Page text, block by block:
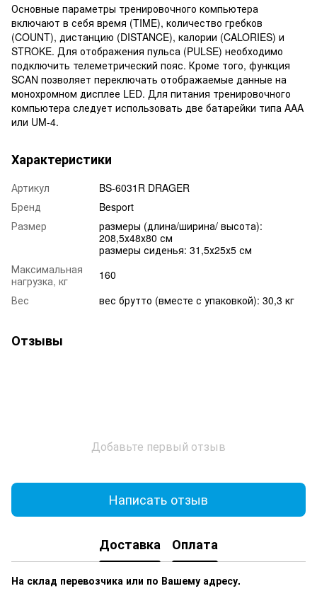
Основные параметры тренировочного компьютера
включают в себя время (TIME), количество гребков
(COUNT), дистанцию (DISTANCE), калории (CALORIES) и
STROKE. Для отображения пульса (PULSE) необходимо
подключить телеметрический пояс. Кроме того, функция
SCAN позволяет переключать отображаемые данные на
монохромном дисплее LED. Для питания тренировочного
компьютера следует использовать две батарейки типа AAA
или UM-4.
Характеристики
Артикул
BS-6031R DRAGER
Бренд
Besport
Размер
размеры (длина/ширина/ высота):
208,5х48х80 см
размеры сиденья: 31,5х25х5 см
Максимальная
нагрузка, кг
160
Вес
вес брутто (вместе с упаковкой): 30,3 кг
Отзывы
Добавьте первый отзыв
Написать отзыв
Доставка Оплата
На склад перевозчика или по Вашему адресу.